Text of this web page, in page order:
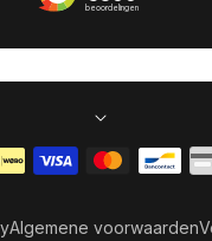
Algemene voorwaarden